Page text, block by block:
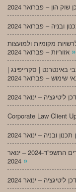
מקומיות ולמועצות
»
באינטרנט | סקרייפינג |
Corporate Law Client
מעו”דכן רגולציה – צו הארכת תקופות ודחיית מועדים התשפ”ד-2024 – ינואר
»